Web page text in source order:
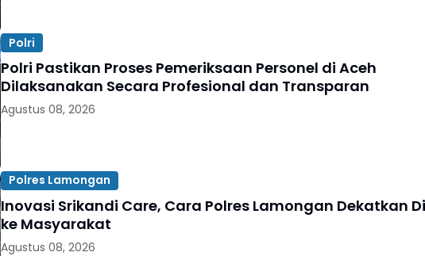
Polri
Polri Pastikan Proses Pemeriksaan Personel di Aceh
Dilaksanakan Secara Profesional dan Transparan
Agustus 08, 2026
Polres Lamongan
Inovasi Srikandi Care, Cara Polres Lamongan Dekatkan
ke Masyarakat
Agustus 08, 2026